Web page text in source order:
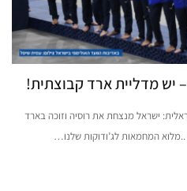
– יש מדליית ארד קבוצתית!
ישראל מנצחת את רוסיה וזוכה בארד
המחמאות לג’ודוקות שלנו…